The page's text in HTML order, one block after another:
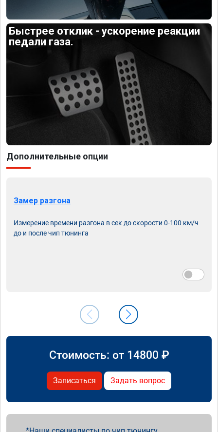
Быстрее отклик - ускорение реакции
педали газа.
Дополнительные опции
Замер разгона
Измерение времени разгона в сек до скорости 0-100 км/ч
до и после чип тюнинга
Стоимость: от 14800 ₽
Записаться Задать вопрос